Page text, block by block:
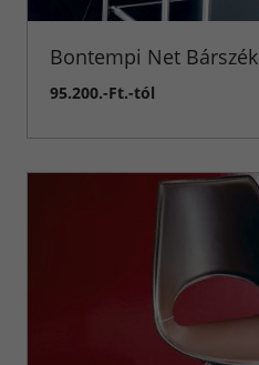
Bontempi Net Bárszék
95.200.-Ft.-tól